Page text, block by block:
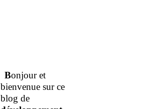
Bonjour et
bienvenue sur ce
blog de